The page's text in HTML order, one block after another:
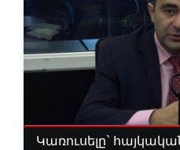
Կառուսելը`